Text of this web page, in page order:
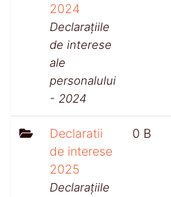
2024
Declarațiile
de interese
ale
personalului
- 2024
Declaratii
de interese
2025
Declarațiile
0 B